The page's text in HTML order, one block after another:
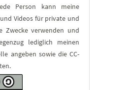
Person kann meine
Videos für private und
Zwecke verwenden und
lediglich meinen
angeben sowie die CC-